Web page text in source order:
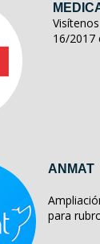
16/2017
ANMAT
para